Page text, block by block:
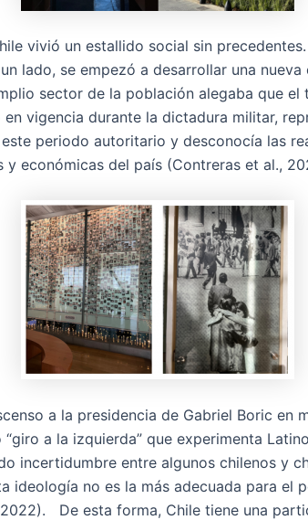
vivió un estallido social sin
lado, se empezó a desarrollar una
sector de la población alegaba que
vigencia durante la dictadura militar,
periodo autoritario y desconocía las
y económicas del país (Contreras et al.,
a la presidencia de Gabriel Boric en
a la izquierda” que experimenta
incertidumbre entre algunos chilenos y
ideología no es la más adecuada para el
2022). De esta forma, Chile tiene una